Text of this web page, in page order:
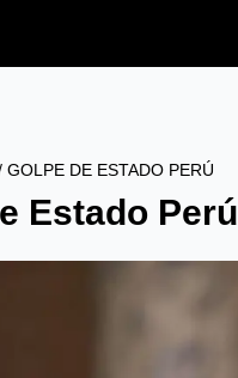
GOLPE DE ESTADO PERÚ
Estado Perú